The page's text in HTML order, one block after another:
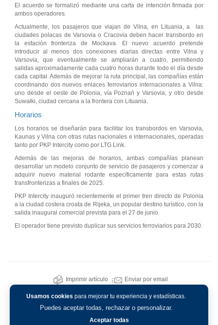
Usamos cookies para mejorar tu experiencia y estadísticas.
Puedes aceptar todas, rechazar o personalizar.
Aceptar todas
El acuerdo se formalizó mediante una carta de intención firmada por
ambos operadores.
Actualmente, los pasajeros que viajan de Vilna, en Lituania, a las
ciudades polacas de Varsovia o Cracovia deben hacer transbordo en
la estación fronteriza de Mockava. El nuevo acuerdo pretende
introducir al menos dos conexiones diarias directas entre Vilna y
Varsovia, que eventualmente se ampliarán a cuatro, permitiendo
salidas aproximadamente cada cuatro horas durante todo el día desde
cada capital. Además de mejorar la ruta principal, las compañías están
coordinando dos nuevos enlaces ferroviarios internacionales a Vilna:
uno desde el oeste de Polonia, vía Poznań y Varsovia, y otro desde
Suwałki, ciudad cercana a la frontera con Lituania.
Horarios
Los horarios se diseñarán para facilitar los transbordos en Varsovia,
Kaunas y Vilna con otras rutas nacionales e internacionales, operadas
tanto por PKP Intercity como por LTG Link.
Además de las mejoras de horarios, ambas compañías planean
desarrollar un modelo conjunto de servicio de pasajeros y comenzar a
adquirir nuevo material rodante específicamente para estas rutas
transfronterizas a finales de 2025.
PKP Intercity inauguró recientemente el primer tren directo de Polonia
a la ciudad costera croata de Rijeka, un popular destino turístico, con la
salida inaugural comercial prevista para el 27 de junio.
El operador tiene previsto duplicar sus servicios ferroviarios para 2030.
Imprimir artículo Enviar por email